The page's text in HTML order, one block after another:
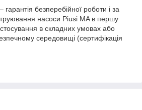
безперебійної роботи і за
насоси Piusi MA в першу
в складних умовах або
середовищі (сертифікація